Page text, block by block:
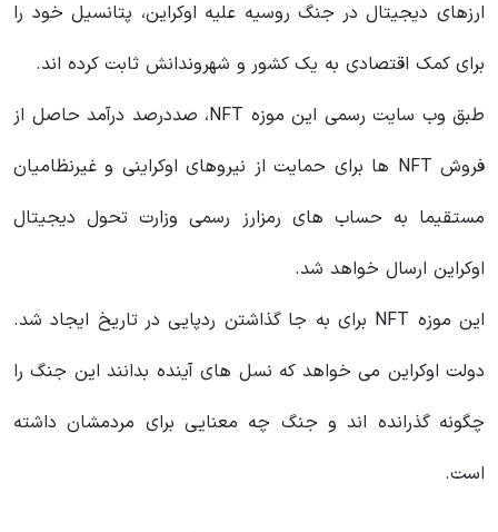
ارزهای دیجیتال در جنگ روسیه علیه اوکراین، پتانسیل خود را
برای کمک اقتصادی به یک کشور و شهروندانش ثابت کرده‌ اند.
طبق وب‌ سایت رسمی این موزه NFT، صددرصد درآمد حاصل از
فروش NFT ها برای حمایت از نیروهای اوکراینی و غیرنظامیان
مستقیما به حساب‌ های رمزارز رسمی وزارت تحول دیجیتال
اوکراین ارسال خواهد شد.
این موزه NFT برای به جا گذاشتن ردپایی در تاریخ ایجاد شد.
دولت اوکراین می‌ خواهد که نسل‌ های آینده بدانند این جنگ را
چگونه گذرانده اند و جنگ چه معنایی برای مردمشان داشته
است.